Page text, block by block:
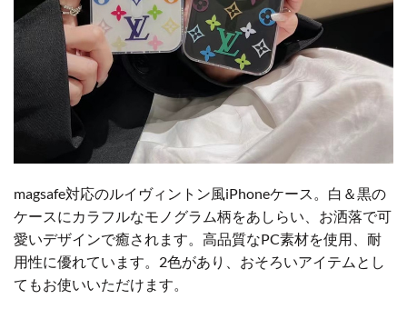
magsafe対応のルイヴィントン風iPhoneケース。白＆黒の
ケースにカラフルなモノグラム柄をあしらい、お洒落で可
愛いデザインで癒されます。高品質なPC素材を使用、耐
用性に優れています。2色があり、おそろいアイテムとし
てもお使いいただけます。